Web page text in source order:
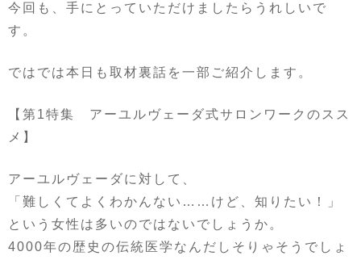
今回も、手にとっていただけましたらうれしいで
す。
ではでは本日も取材裏話を一部ご紹介します。
【第1特集 アーユルヴェーダ式サロンワークのスス
メ】
アーユルヴェーダに対して、
「難しくてよくわかんない……けど、知りたい！」
という女性は多いのではないでしょうか。
4000年の歴史の伝統医学なんだしそりゃそうでしょ